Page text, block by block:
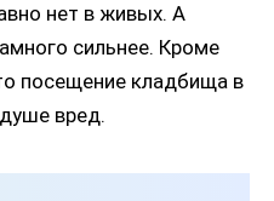
нет в живых. А
сильнее. Кроме
посещение кладбища в
вред.